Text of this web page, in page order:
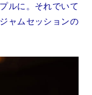
ルに。それでいて
ャムセッションの